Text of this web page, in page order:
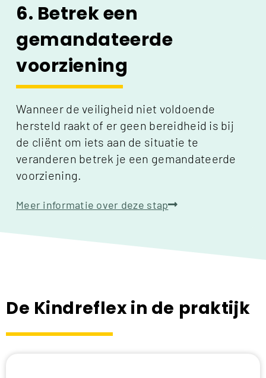
6. Betrek een
gemandateerde
voorziening
Wanneer de veiligheid niet voldoende
hersteld raakt of er geen bereidheid is bij
de cliënt om iets aan de situatie te
veranderen betrek je een gemandateerde
voorziening.
Meer informatie over deze stap
De Kindreflex in de praktijk